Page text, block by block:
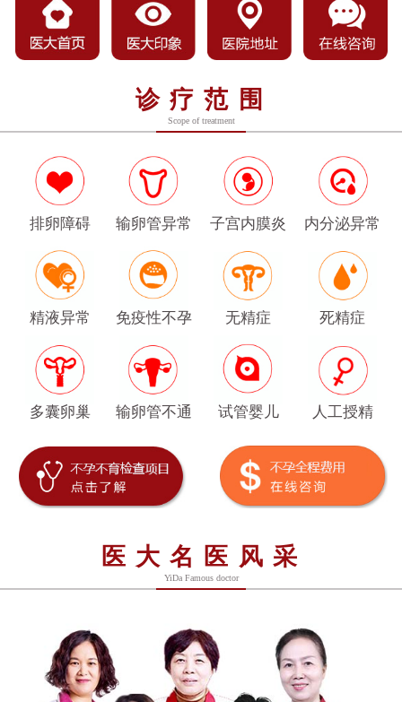
诊疗范围
Scope of treatment
排卵障碍 输卵管异常 子宫内膜炎 内分泌异常
精液异常 免疫性不孕 无精症 死精症
多囊卵巢 输卵管不通 试管婴儿 人工授精
医大名医风采
YiDa Famous doctor